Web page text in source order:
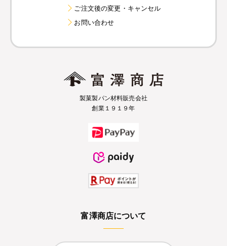
ご注文後の変更・キャンセル
お問い合わせ
製菓製パン材料販売会社
創業１９１９年
富澤商店について